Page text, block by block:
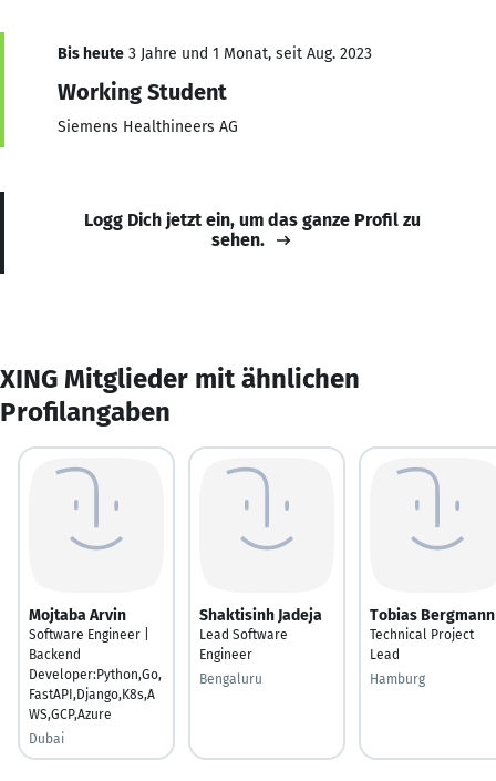
Bis heute 3 Jahre und 1 Monat, seit Aug. 2023
Working Student
Siemens Healthineers AG
Logg Dich jetzt ein, um das ganze Profil zu
sehen.
XING Mitglieder mit ähnlichen
Profilangaben
Mojtaba Arvin
Software Engineer |
Backend
Developer:Python,Go,
FastAPI,Django,K8s,A
WS,GCP,Azure
Dubai
Shaktisinh Jadeja
Lead Software
Engineer
Bengaluru
Tobias Bergmann
Technical Project
Lead
Hamburg